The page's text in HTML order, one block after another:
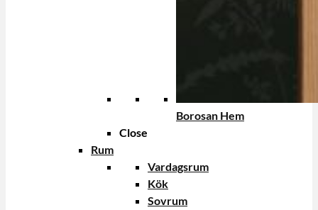
Borosan Hem
Close
Rum
Vardagsrum
Kök
Sovrum